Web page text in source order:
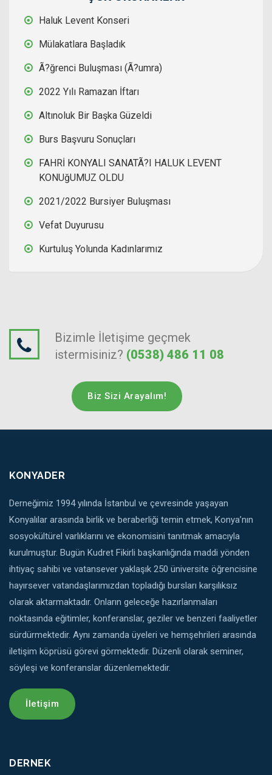
Haluk Levent Konseri
Mülakatlara Başladık
Ã?ğrenci Buluşması (Ã?umra)
2022 Yılı Ramazan İftarı
Altınoluk Bir Başka Güzeldi
Burs Başvuru Sonuçları
FAHRİ KONYALI SANATÃ?I HALUK LEVENT
KONUğUMUZ OLDU
2021/2022 Bursiyer Buluşması
Vefat Duyurusu
Kurtuluş Yolunda Kadınlarımız
Bizimle İletişime geçmek
istermisiniz? (0538) 486 11 08
Biz Sizi Arayalım!
KONYADER
Derneğimiz 1994 yılında İstanbul ve çevresinde yaşayan
Konyalılar arasında birlik ve beraberliği temin etmek, Konya’nın
sosyokültürel varlıklarını ve ekonomisini tanıtmak amacıyla
kurulmuştur. Bugün Kudret Fikirli başkanlığında maddi yönden
ihtiyaç sahibi ve vatansever yaklaşık 250 üniversite öğrencisine
hayırsever vatandaşlarımızdan topladığı bursları karşılıksız
olarak aktarmaktadır. Onların geleceğe hazırlanmaları
noktasında eğitimler, konferanslar, geziler ve benzeri faaliyetler
sürdürmektedir. Aynı zamanda üyeleri ve hemşehrileri arasında
iletişim köprüsü görevi görmektedir. Düzenli olarak seminer,
söyleşi ve konferanslar düzenlemektedir.
İletişim
DERNEK